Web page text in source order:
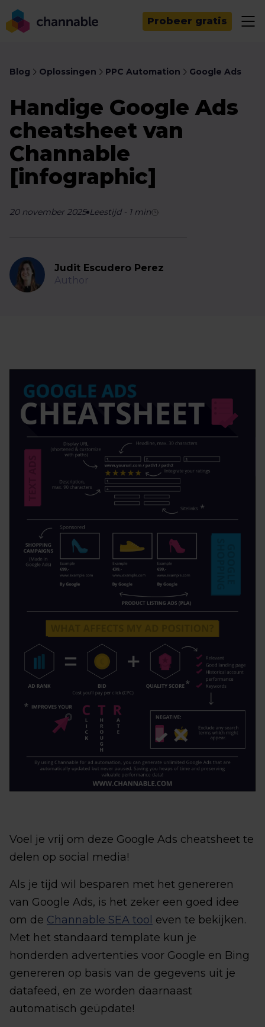
Probeer gratis
Blog Oplossingen PPC Automation Google Ads
Handige Google Ads
cheatsheet van
Channable
[infographic]
20 november 2025 Leestijd- 1min
Judit Escudero Perez
Author
Voel je vrij om deze Google Ads cheatsheet te
delen op social media!
Als je tijd wil besparen met het genereren
van Google Ads, is het zeker een goed idee
om de Channable SEA tool even te bekijken.
Met het standaard template kun je
honderden advertenties voor Google en Bing
genereren op basis van de gegevens uit je
datafeed, en ze worden daarnaast
automatisch geüpdate!